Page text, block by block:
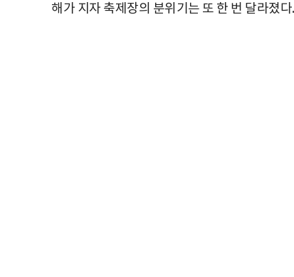
해가 지자 축제장의 분위기는 또 한 번 달라졌다.